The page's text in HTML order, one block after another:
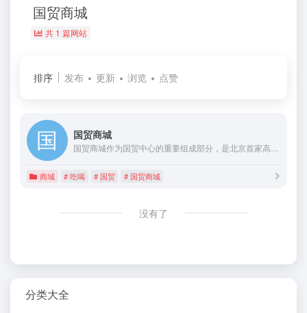
国贸商城
共 1 篇网站
排序 发布 更新 浏览 点赞
国贸商城
商城 # 吃喝 # 国贸 # 国贸商城
没有了
分类大全